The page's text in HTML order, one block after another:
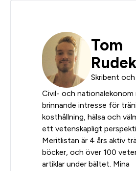
Tom
Skribent
Civil- och
brinnande intresse för
kosthållning, hälsa och
ett vetenskapligt
Meritlistan är 4 års aktiv
böcker, och över 100
artiklar under bältet. Mina